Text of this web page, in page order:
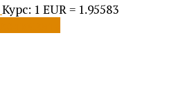
Курс: 1 EUR = 1.95583